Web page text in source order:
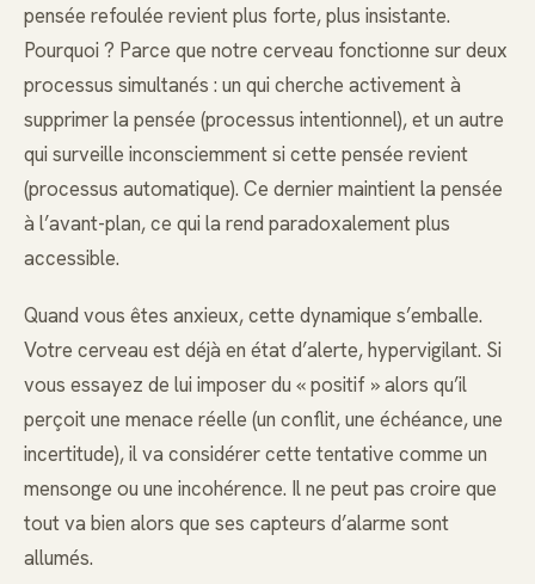
pensée refoulée revient plus forte, plus insistante.
Pourquoi ? Parce que notre cerveau fonctionne sur deux
processus simultanés : un qui cherche activement à
supprimer la pensée (processus intentionnel), et un autre
qui surveille inconsciemment si cette pensée revient
(processus automatique). Ce dernier maintient la pensée
à l’avant-plan, ce qui la rend paradoxalement plus
accessible.
Quand vous êtes anxieux, cette dynamique s’emballe.
Votre cerveau est déjà en état d’alerte, hypervigilant. Si
vous essayez de lui imposer du « positif » alors qu’il
perçoit une menace réelle (un conflit, une échéance, une
incertitude), il va considérer cette tentative comme un
mensonge ou une incohérence. Il ne peut pas croire que
tout va bien alors que ses capteurs d’alarme sont
allumés.